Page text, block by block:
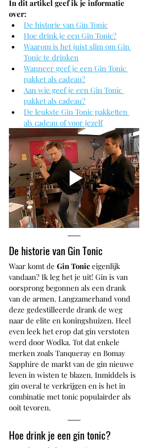
In dit artikel geef ik je informatie
over:
De historie van Gin Tonic
Hoe drink je een Gin Tonic?
Waarom is het juist slim om Gin
Tonic te drinken
Wanneer geef je een Gin Tonic
pakket als cadeau?
Aan wie geef je een Gin Tonic
pakket als cadeau?
De leukste Gin Tonic pakketten
als cadeau of voor jezelf
De historie van Gin Tonic
Waar komt de Gin Tonic eigenlijk
vandaan? Ik leg het je uit! Gin is van
oorsprong begonnen als een drank
van de armen. Langzamerhand vond
deze gedestilleerde drank de weg
naar de elite en koningshuizen. Heel
even leek het erop dat gin verstoten
werd door Wodka. Tot dat enkele
merken zoals Tanqueray en Bomay
Sapphire de markt van de gin nieuwe
leven in wisten te blazen. Inmiddels is
gin overal te verkrijgen en is het in
combinatie met tonic populairder als
ooit tevoren.
Hoe drink je een gin tonic?